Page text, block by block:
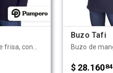
Buzo Tafi
$ 28.16084